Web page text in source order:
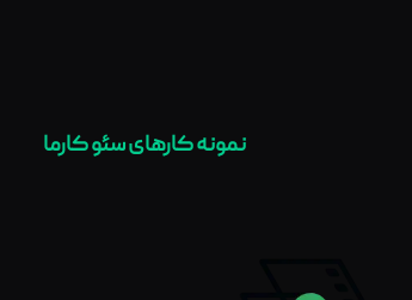
نمونه کارهای سئو کارما